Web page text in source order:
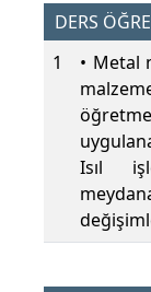
DERS
1
• Metal
Isıl